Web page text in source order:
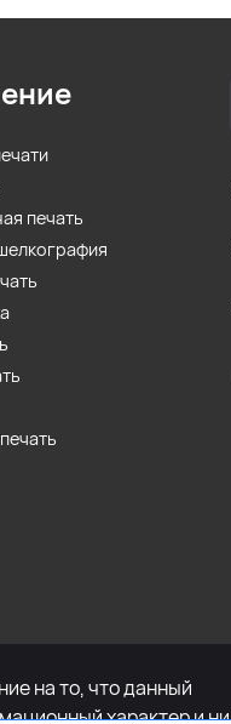
печать
на то, что данный
характер и ни